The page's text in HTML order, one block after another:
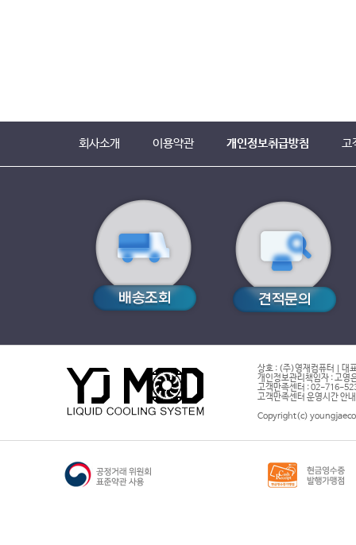
회사소개 이용약관 개인정보취급방침 고
상호 : (주)영재컴퓨터 | 대
개인정보관리책임자 : 고영
고객만족센터 : 02-716-
고객만족센터 운영시간 안
Copyright(c)